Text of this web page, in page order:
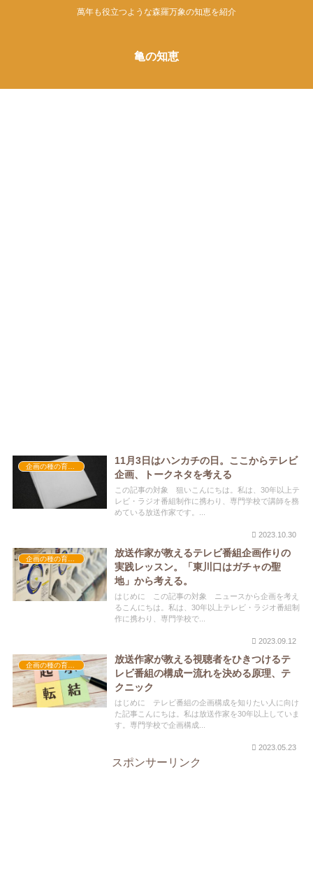
萬年も役立つような森羅万象の知恵を紹介
亀の知恵
11月3日はハンカチの日。ここからテレビ
企画、トークネタを考える
この記事の対象 狙いこんにちは。私は、30年以上テ
レビ・ラジオ番組制作に携わり、専門学校で講師を務
めている放送作家です。...
2023.10.30
放送作家が教えるテレビ番組企画作りの
実践レッスン。「東川口はガチャの聖
地」から考える。
はじめに この記事の対象 ニュースから企画を考え
るこんにちは。私は、30年以上テレビ・ラジオ番組制
作に携わり、専門学校で...
2023.09.12
放送作家が教える視聴者をひきつけるテ
レビ番組の構成ー流れを決める原理、テ
クニック
はじめに テレビ番組の企画構成を知りたい人に向け
た記事こんにちは。私は放送作家を30年以上していま
す。専門学校で企画構成...
2023.05.23
スポンサーリンク